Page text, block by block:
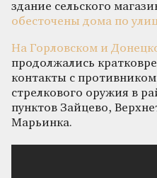
здание сельского
обесточены дома по
На Горловском и
продолжались
контакты с
стрелкового оружия в
пунктов Зайцево,
Марьинка.